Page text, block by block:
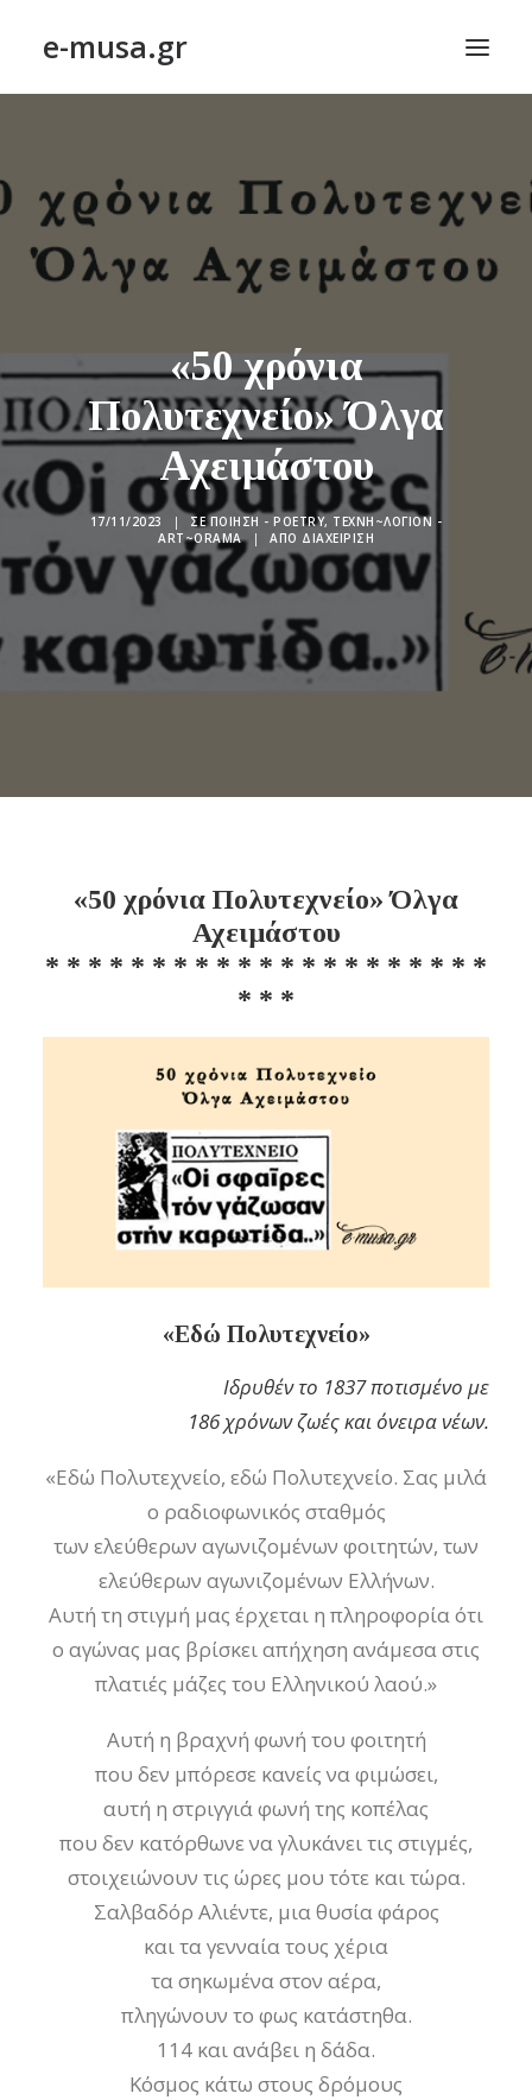
e-musa.gr
ΠΟΙΗΣΗ – POETRY
ΤΕΧΝΗ~ΛΟΓΙΟΝ – ART~ORAMA
ΕΠΙΚΟΙΝΩΝΙΑ
ΑΝΑΖΉΤΗΣΗ
«50 χρόνια
Πολυτεχνείο» Όλγα
Αχειμάστου
17/11/2023 | ΣΕΠΟΊΗΣΗ - POETRY, ΤΕΧΝΗ~ΛΌΓΙΟΝ -
ART~ORAMA
| ΑΠΌ ΔΙΑΧΕΊΡΙΣΗ
«50 χρόνια Πολυτεχνείο» Όλγα
Αχειμάστου
* * * * * * * * * * * * * * * * * * * * *
* * *
«Εδώ Πολυτεχνείο»
Ιδρυθέν το 1837 ποτισμένο με
186 χρόνων ζωές και όνειρα νέων.
«Εδώ Πολυτεχνείο, εδώ Πολυτεχνείο. Σας μιλά
ο ραδιοφωνικός σταθμός
των ελεύθερων αγωνιζομένων φοιτητών, των
ελεύθερων αγωνιζομένων Ελλήνων.
Αυτή τη στιγμή μας έρχεται η πληροφορία ότι
ο αγώνας μας βρίσκει απήχηση ανάμεσα στις
πλατιές μάζες του Ελληνικού λαού.»
Αυτή η βραχνή φωνή του φοιτητή
που δεν μπόρεσε κανείς να φιμώσει,
αυτή η στριγγιά φωνή της κοπέλας
που δεν κατόρθωνε να γλυκάνει τις στιγμές,
στοιχειώνουν τις ώρες μου τότε και τώρα.
Σαλβαδόρ Αλιέντε, μια θυσία φάρος
και τα γενναία τους χέρια
τα σηκωμένα στον αέρα,
πληγώνουν το φως κατάστηθα.
114 και ανάβει η δάδα.
Κόσμος κάτω στους δρόμους